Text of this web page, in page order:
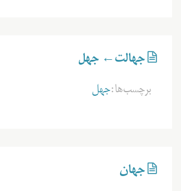
جهالت← جهل
برچسب‌ها:جهل
جهان